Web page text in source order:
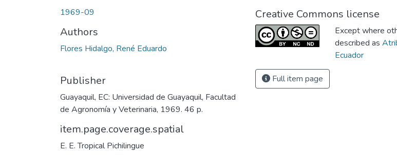
1969-09
Authors
Flores Hidalgo, René Eduardo
Publisher
Guayaquil, EC: Universidad de Guayaquil, Facultad
de Agronomía y Veterinaria, 1969. 46 p.
item.page.coverage.spatial
E. E. Tropical Pichilingue
Creative Commons license
Except where
described as
Ecuador
Full item page